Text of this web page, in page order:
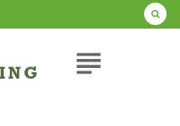
subject